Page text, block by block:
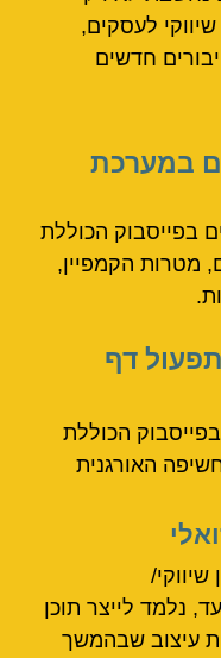
לעסקים,
חדשים
במערכת
בפייסבוק הכוללת
מטרות הקמפיין,
דף
הכוללת
האורגנית
נלמד לייצר תוכן
עיצוב שבהמשך